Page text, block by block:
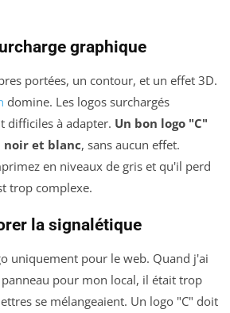
graphique
portées, un contour, et un effet 3D.
domine. Les logos surchargés
difficiles à adapter. Un bon logo "C"
et blanc, sans aucun effet.
en niveaux de gris et qu'il perd
trop complexe.
la signalétique
uniquement pour le web. Quand j'ai
pour mon local, il était trop
se mélangeaient. Un logo "C" doit